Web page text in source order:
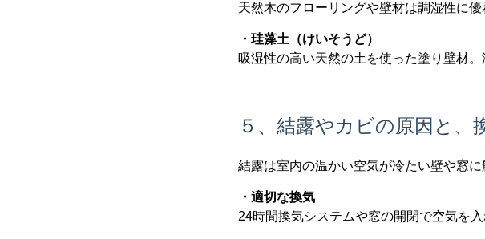
天然木のフローリングや壁材は調湿性に
・珪藻土（けいそうど）
吸湿性の高い天然の土を使った塗り壁材
５、結露やカビの原因と、
結露は室内の温かい空気が冷たい壁や窓
・適切な換気
24時間換気システムや窓の開閉で空気を